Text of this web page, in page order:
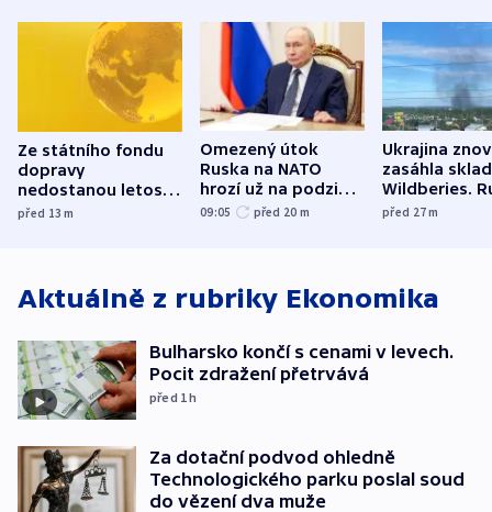
Ze státního fondu
dopravy
nedostanou letos
kraje na silnice ani
před 13m
Omezený útok
Ruska na NATO
hrozí už na podzim,
varují tajné služby
09:05 před 20 m
Ukrajina
zasáhla
Wildberies.
útočili v
před 27m
Aktuálně z rubriky Ekonomika
Bulharsko končí s cenami v levech.
Pocit zdražení přetrvává
před 1h
Za dotační podvod ohledně
Technologického parku poslal soud
do vězení dva muže